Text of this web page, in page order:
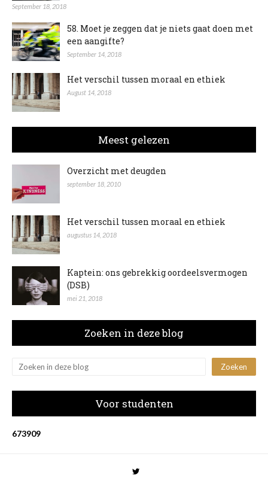
September 18, 2018
58. Moet je zeggen dat je niets gaat doen met
een aangifte?
September 14, 2018
Het verschil tussen moraal en ethiek
August 14, 2018
Meest gelezen
Overzicht met deugden
september 18, 2010
Het verschil tussen moraal en ethiek
augustus 14, 2018
Kaptein: ons gebrekkig oordeelsvermogen
(DSB)
mei 21, 2018
Zoeken in deze blog
Voor studenten
673909